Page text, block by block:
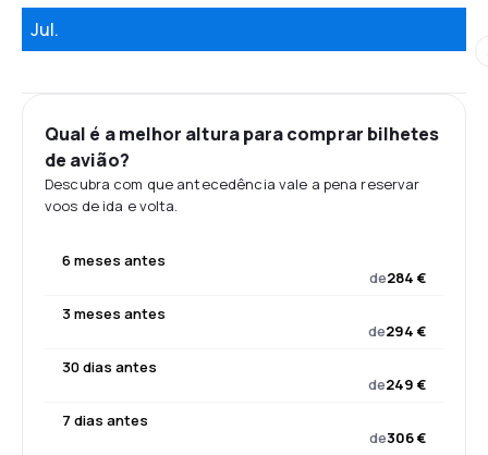
Jul.
Qual é a melhor altura para comprar bilhetes
de avião?
Descubra com que antecedência vale a pena reservar
voos de ida e volta.
6 meses antes
de284 €
3 meses antes
de294 €
30 dias antes
de249 €
7 dias antes
de306 €